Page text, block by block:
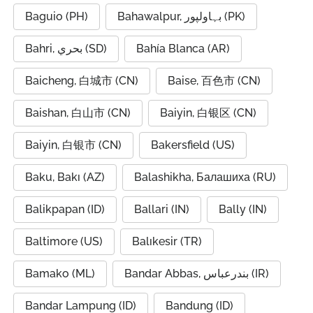
Baguio (PH) Bahawalpur, بہاولپور (PK)
Bahri, بحري (SD) Bahía Blanca (AR)
Baicheng, 白城市 (CN) Baise, 百色市 (CN)
Baishan, 白山市 (CN) Baiyin, 白银区 (CN)
Baiyin, 白银市 (CN) Bakersfield (US)
Baku, Bakı (AZ) Balashikha, Балашиха (RU)
Balikpapan (ID) Ballari (IN) Bally (IN)
Baltimore (US) Balıkesir (TR)
Bamako (ML) Bandar Abbas, بندرعباس (IR)
Bandar Lampung (ID) Bandung (ID)